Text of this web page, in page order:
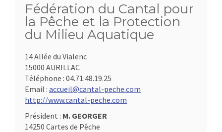
Fédération du Cantal pour
la Pêche et la Protection
du Milieu Aquatique
14 Allée du Vialenc
15000 AURILLAC
Téléphone : 04.71.48.19.25
Email : accueil@cantal-peche.com
http://www.cantal-peche.com
Président : M. GEORGER
14250 Cartes de Pêche